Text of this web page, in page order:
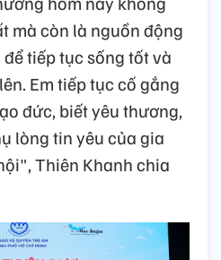
mà còn là nguồn động
tiếp tục sống tốt và
Em tiếp tục cố gắng
đức, biết yêu thương,
lòng tin yêu của gia
Thiên Khanh chia